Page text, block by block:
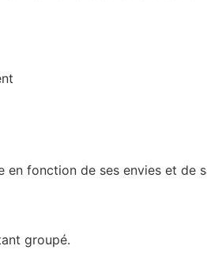
fonction de ses envies et de
groupé.